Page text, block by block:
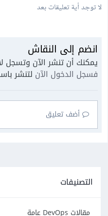
لا توجد أية تعليقات بعد
انضم إلى النقاش
يمكنك أن تنشر الآن وتسجل
فسجل الدخول الآن لتنشر
أضف تعليق
التصنيفات
مقالات DevOps عامة